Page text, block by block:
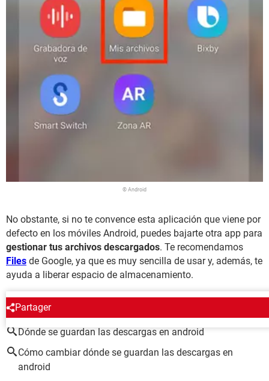
© Android
No obstante, si no te convence esta aplicación que viene por
defecto en los móviles Android, puedes bajarte otra app para
gestionar tus archivos descargados. Te recomendamos
Files de Google, ya que es muy sencilla de usar y, además, te
ayuda a liberar espacio de almacenamiento.
Partager
ALREDEDOR DEL MISMO TEMA
Dónde se guardan las descargas en android
Cómo cambiar dónde se guardan las descargas en
android